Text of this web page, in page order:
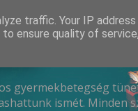
gyermekbetegség
ismét. Minden
traffic. Your IP
ensure quality of